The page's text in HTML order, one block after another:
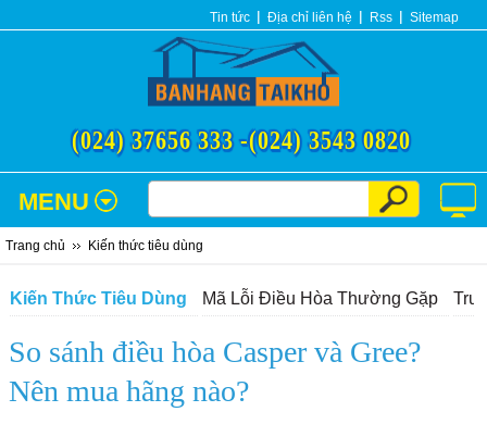
Tin tức Địa chỉ liên hệ Rss Sitemap
(024) 37656 333 -(024) 3543 0820
MENU
Trang chủ Kiến thức tiêu dùng
Kiến Thức Tiêu Dùng Mã Lỗi Điều Hòa Thường Gặp
So sánh điều hòa Casper và Gree?
Nên mua hãng nào?